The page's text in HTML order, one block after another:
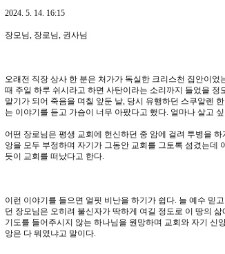
2024. 5. 14. 16:15
장모님, 장로님, 권사님
오래전 직장 상사 한 분은 처가가 독실한 크리스천 집안이었
때 주일 하루 쉬시라고 하면 사탄이라는 소리까지 들었을 정
말기가 되어 죽음을 며칠 앞둔 날, 당시 유행하던 스쿠알렌
는 이야기를 듣고 가슴이 너무 아팠다고 했다. 얼마나 살고
어떤 장로님은 평생 교회에 헌신하던 중 암에 걸려 투병을
앙을 모두 부정하며 자기가 그동안 교회를 그토록 섬겼는데
듯이 교회를 떠났다고 한다.
이런 이야기를 들으면 얼핏 비난을 하기가 쉽다. 늘 예수 믿
던 장모님은 오히려 불신자가 딱하게 여길 정도로 이 땅의
기도를 들어주시지 않는 하나님을 원망하며 교회와 자기 신
앙은 다 뭐였냐고 말이다.